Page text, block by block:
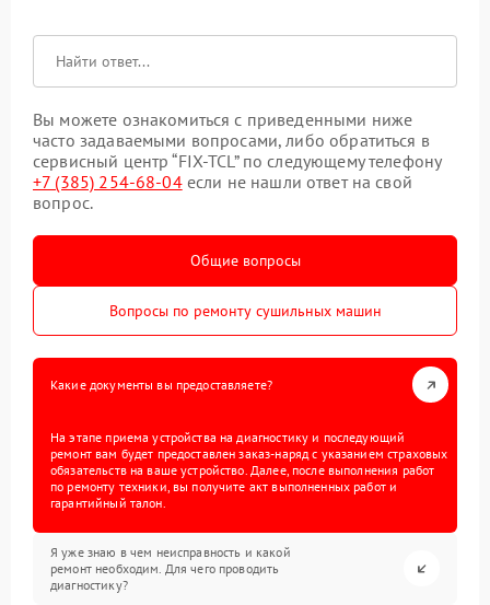
Вы можете ознакомиться с приведенными ниже
часто задаваемыми вопросами, либо обратиться в
сервисный центр “FIX-TCL” по следующему телефону
+7 (385) 254-68-04если не нашли ответ на свой
вопрос.
Общие вопросы
Вопросы по ремонту сушильных машин
Какие документы вы предоставляете?
На этапе приема устройства на диагностику и последующий
ремонт вам будет предоставлен заказ-наряд с указанием страховых
обязательств на ваше устройство. Далее, после выполнения работ
по ремонту техники, вы получите акт выполненных работ и
гарантийный талон.
Я уже знаю в чем неисправность и какой
ремонт необходим. Для чего проводить
диагностику?